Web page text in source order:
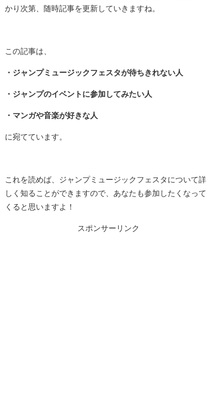
かり次第、随時記事を更新していきますね。
この記事は、
・ジャンプミュージックフェスタが待ちきれない人
・ジャンプのイベントに参加してみたい人
・マンガや音楽が好きな人
に宛てています。
これを読めば、ジャンプミュージックフェスタについて詳
しく知ることができますので、あなたも参加したくなって
くると思いますよ！
スポンサーリンク